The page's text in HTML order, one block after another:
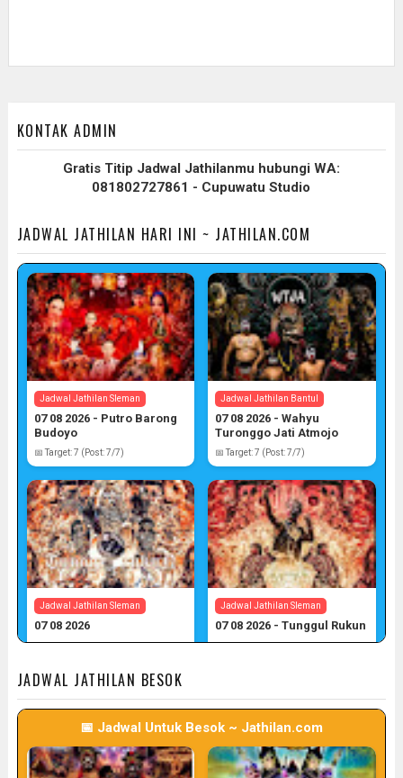
KONTAK ADMIN
Gratis Titip Jadwal Jathilanmu hubungi WA:
081802727861 - Cupuwatu Studio
JADWAL JATHILAN HARI INI ~ JATHILAN.COM
Jadwal Jathilan Sleman
07 08 2026 - Putro Barong
Budoyo
📅 Target: 7 (Post: 7/7)
Jadwal Jathilan Bantul
07 08 2026 - Wahyu
Turonggo Jati Atmojo
📅 Target: 7 (Post: 7/7)
Jadwal Jathilan Sleman
07 08 2026
Jadwal Jathilan Sleman
07 08 2026 - Tunggul Rukun
JADWAL JATHILAN BESOK
📅 Jadwal Untuk Besok ~ Jathilan.com